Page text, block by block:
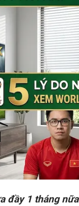
đầy 1 tháng